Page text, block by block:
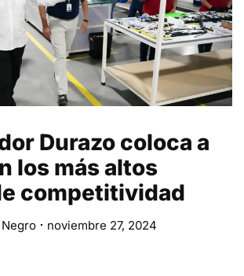
Durazo coloca a
los más altos
competitividad
noviembre 27, 2024